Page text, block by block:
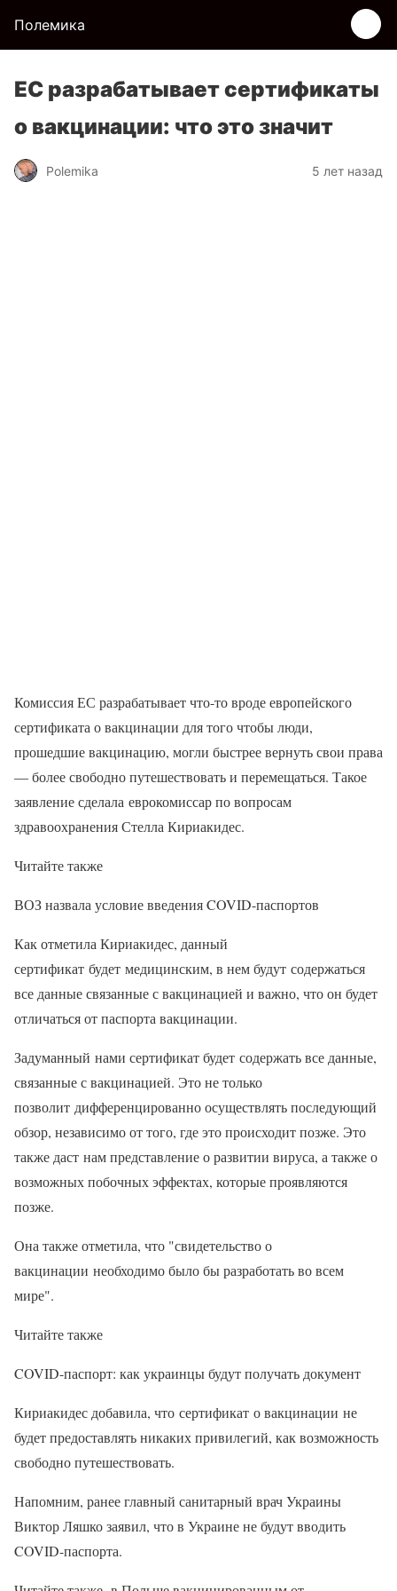
Полемика
ЕС разрабатывает сертификаты
о вакцинации: что это значит
Polemika 5 лет назад
Комиссия ЕС разрабатывает что-то вроде европейского
сертификата о вакцинации для того чтобы люди,
прошедшие вакцинацию, могли быстрее вернуть свои права
— более свободно путешествовать и перемещаться. Такое
заявление сделала еврокомиссар по вопросам
здравоохранения Стелла Кириакидес.
Читайте также
ВОЗ назвала условие введения COVID-паспортов
Как отметила Кириакидес, данный
сертификат будет медицинским, в нем будут содержаться
все данные связанные с вакцинацией и важно, что он будет
отличаться от паспорта вакцинации.
Задуманный нами сертификат будет содержать все данные,
связанные с вакцинацией. Это не только
позволит дифференцированно осуществлять последующий
обзор, независимо от того, где это происходит позже. Это
также даст нам представление о развитии вируса, а также о
возможных побочных эффектах, которые проявляются
позже.
Она также отметила, что "свидетельство о
вакцинации необходимо было бы разработать во всем
мире".
Читайте также
COVID-паспорт: как украинцы будут получать документ
Кириакидес добавила, что сертификат о вакцинации не
будет предоставлять никаких привилегий, как возможность
свободно путешествовать.
Напомним, ранее главный санитарный врач Украины
Виктор Ляшко заявил, что в Украине не будут вводить
COVID-паспорта.